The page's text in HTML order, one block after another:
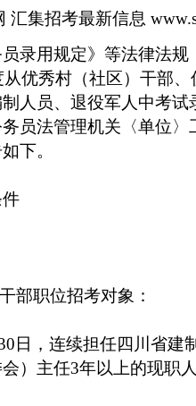
汇集招考最新信息
录用规定》等法律法规
优秀村（社区）干部
人员、退役军人中考试
员法管理机关〈单位〉
下。
部职位招考对象：
日，连续担任四川省建
）主任3年以上的现职